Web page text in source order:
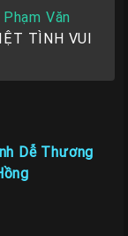
Phạm Văn
TÌNH VUI
Dễ Thương